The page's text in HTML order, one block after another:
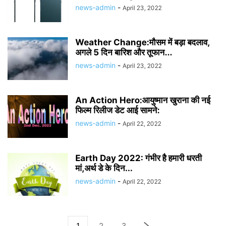
news-admin - April 23, 2022
Weather Change:मौसम में बड़ा बदलाव,
अगले 5 दिन बारिश और तूफान...
news-admin - April 23, 2022
An Action Hero:आयुष्मान खुराना की नई
फिल्म रिलीज डेट आई सामने:
news-admin - April 22, 2022
Earth Day 2022: गंभीर है हमारी धरती
मां,अर्थ डे के दिन...
news-admin - April 22, 2022